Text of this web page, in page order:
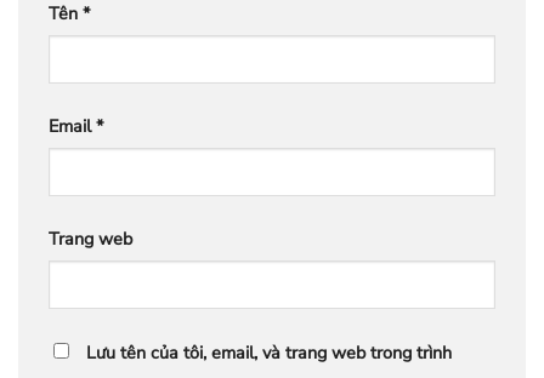
Tên *
Email*
Trang web
Lưu tên của tôi, email, và trang web trong trình